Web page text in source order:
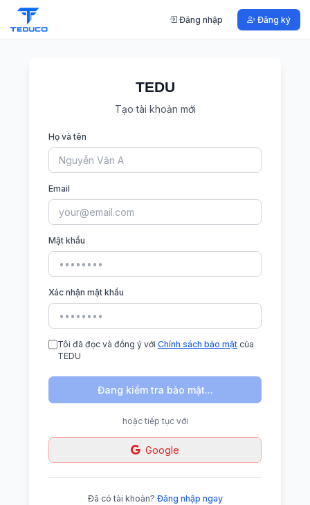
Đăng nhập Đăng ký
TEDU
Tạo tài khoản mới
Họ và tên
Email
Mật khẩu
Xác nhận mật khẩu
Tôi đã đọc và đồng ý với Chính sách bảo mậtcủa
TEDU
Đang kiểm tra bảo mật...
hoặc tiếp tục với
Google
Đã có tài khoản? Đăng nhập ngay